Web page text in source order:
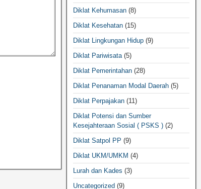
Diklat Kehumasan (8)
Diklat Kesehatan (15)
Diklat Lingkungan Hidup (9)
Diklat Pariwisata (5)
Diklat Pemerintahan (28)
Diklat Penanaman Modal Daerah (5)
Diklat Perpajakan (11)
Diklat Potensi dan Sumber
Kesejahteraan Sosial ( PSKS ) (2)
Diklat Satpol PP (9)
Diklat UKM/UMKM (4)
Lurah dan Kades (3)
Uncategorized (9)